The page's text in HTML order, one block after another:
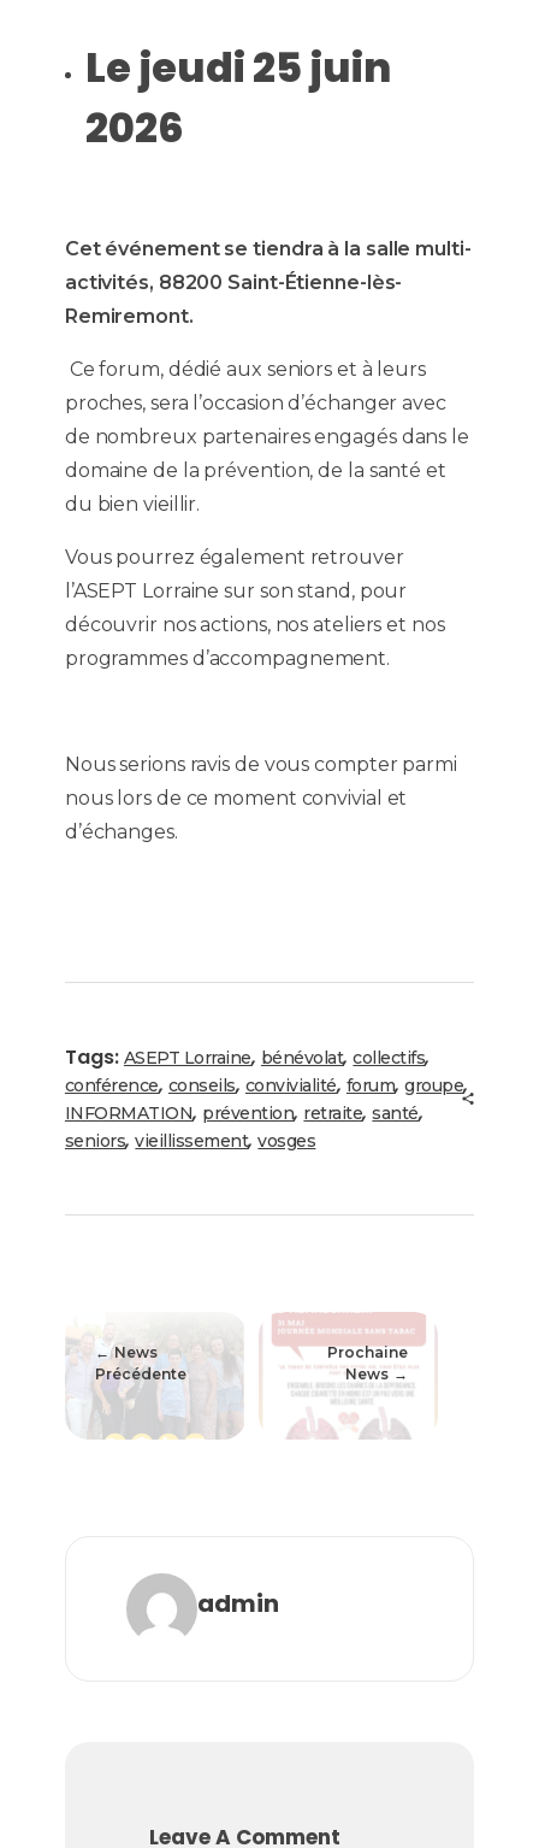
Le jeudi 25 juin
2026
Cet événement se tiendra à la salle multi-
activités, 88200 Saint-Étienne-lès-
Remiremont.
Ce forum, dédié aux seniors et à leurs
proches, sera l’occasion d’échanger avec
de nombreux partenaires engagés dans le
domaine de la prévention, de la santé et
du bien vieillir.
Vous pourrez également retrouver
l’ASEPT Lorraine sur son stand, pour
découvrir nos actions, nos ateliers et nos
programmes d’accompagnement.
Nous serions ravis de vous compter parmi
nous lors de ce moment convivial et
d’échanges.
Tags: ASEPT Lorraine, bénévolat,collectifs,
conférence, conseils, convivialité, forum,groupe,
INFORMATION, prévention, retraite,santé,
seniors,vieillissement,vosges
News
Précédente
Prochaine
News
admin
Leave A Comment